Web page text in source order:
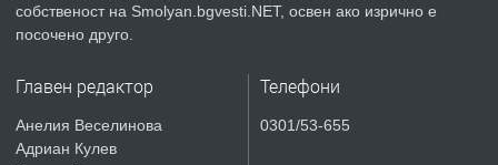
ПРЕДЛАГА КЪЩА В МАРОНЯ
собственост на Smolyan.bgvesti.NET, освен ако изрично е
посочено друго.
Главен редактор
Анелия Веселинова
Адриан Кулев
Телефони
0301/53-655